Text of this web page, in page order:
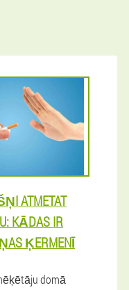
ATMETAT
KĀDAS IR
ĶERMENĪ
domā